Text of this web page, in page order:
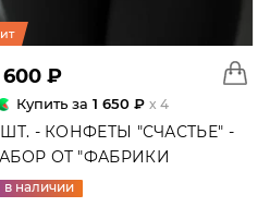
600 ₽
Купить за 1 650 ₽ x 4
- КОНФЕТЫ "СЧАСТЬЕ" -
ОТ "ФАБРИКИ
в наличии